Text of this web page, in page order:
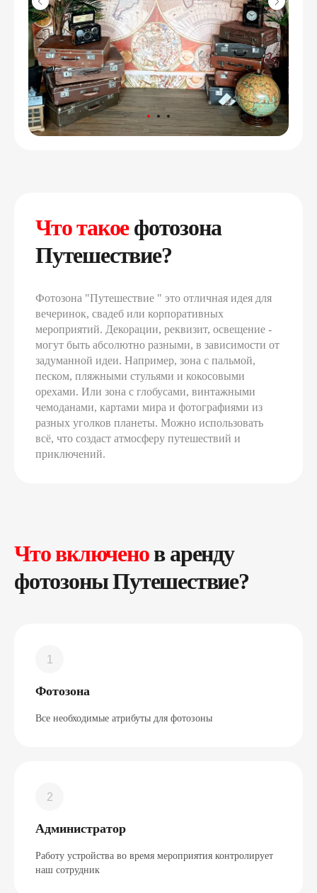
Что такоефотозона
Путешествие?
Фотозона "Путешествие " это отличная идея для
вечеринок, свадеб или корпоративных
мероприятий. Декорации, реквизит, освещение -
могут быть абсолютно разными, в зависимости от
задуманной идеи. Например, зона с пальмой,
песком, пляжными стульями и кокосовыми
орехами. Или зона с глобусами, винтажными
чемоданами, картами мира и фотографиями из
разных уголков планеты. Можно использовать
всё, что создаст атмосферу путешествий и
приключений.
Что включенов аренду
фотозоны Путешествие?
Фотозона
Все необходимые атрибуты для фотозоны
Администратор
Работу устройства во время мероприятия контролирует
наш сотрудник